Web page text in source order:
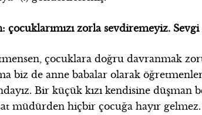
çocuklarımızı zorla sevdiremeyiz.
çocuklara doğru davranmak
biz de anne babalar olarak
Bir küçük kızı kendisine düşman
müdürden hiçbir çocuğa hayır